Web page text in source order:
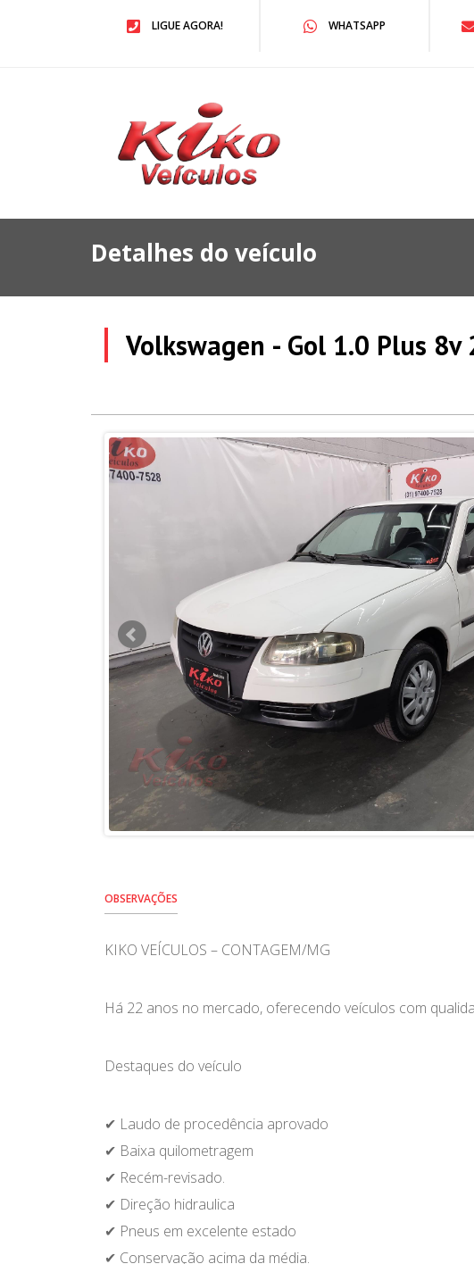
LIGUE AGORA! WHATSAPP
Detalhes do veículo
Volkswagen - Gol 1.0 Plus 8v
OBSERVAÇÕES
KIKO VEÍCULOS – CONTAGEM/MG
Há 22 anos no mercado, oferecendo veículos com
Destaques do veículo
✔ Laudo de procedência aprovado
✔ Baixa quilometragem
✔ Recém-revisado.
✔ Direção hidraulica
✔ Pneus em excelente estado
✔ Conservação acima da média.